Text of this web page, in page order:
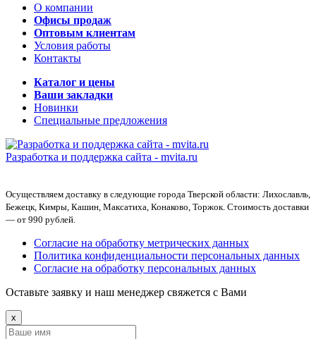
О компании
Офисы продаж
Оптовым клиентам
Условия работы
Контакты
Каталог и цены
Ваши закладки
Новинки
Специальные предложения
Разработка и поддержка сайта - mvita.ru
Осуществляем доставку в следующие города Тверской области: Лихославль,
Бежецк, Кимры, Кашин, Максатиха, Конаково, Торжок. Стоимость доставки
— от 990 рублей.
Согласие на обработку метрических данных
Политика конфиденциальности персональных данных
Согласие на обработку персональных данных
Оставьте заявку и наш менеджер свяжется с Вами
x